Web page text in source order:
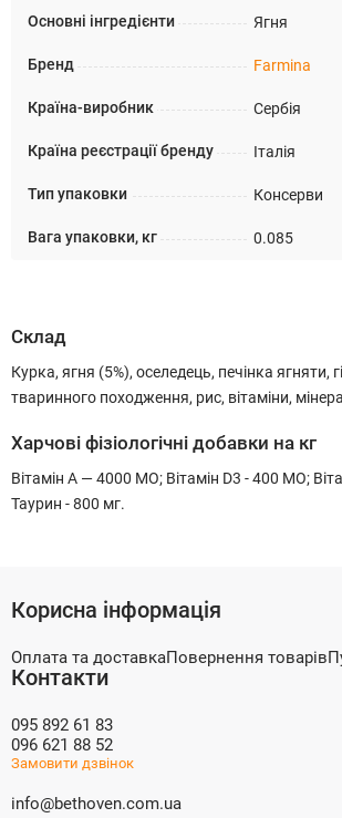
Основні інгредієнти Ягня
Бренд Farmina
Країна-виробник Сербія
Країна реєстрації бренду Італія
Тип упаковки Консерви
Вага упаковки, кг 0.085
Склад
Курка, ягня (5%), оселедець, печінка ягняти,
тваринного походження, рис, вітаміни,
Харчові фізіологічні добавки на кг
Вітамін А — 4000 МО; Вітамін D3 - 400 МО;
Таурин - 800 мг.
Корисна інформація
Оплата та доставкаПовернення товарів
Контакти
095 892 61 83
096 621 88 52
Замовити дзвінок
info@bethoven.com.ua